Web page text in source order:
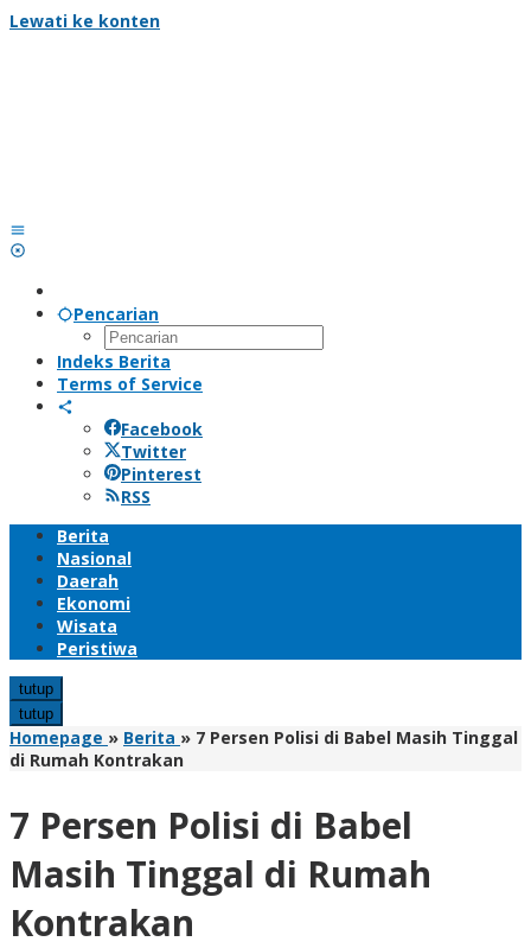
Lewati ke konten
Pencarian
Indeks Berita
Terms of Service
Facebook
Twitter
Pinterest
RSS
Berita
Nasional
Daerah
Ekonomi
Wisata
Peristiwa
tutup
tutup
Homepage » Berita » 7 Persen Polisi di Babel Masih Tinggal
di Rumah Kontrakan
7 Persen Polisi di Babel
Masih Tinggal di Rumah
Kontrakan